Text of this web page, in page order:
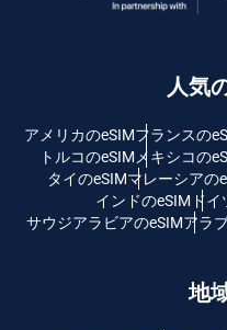
人気
アメリカのeSIMフランスの
トルコのeSIM メキシコの
タイのeSIMマレーシアの
インドのeSIM ド
サウジアラビアのeSIMアラ
地